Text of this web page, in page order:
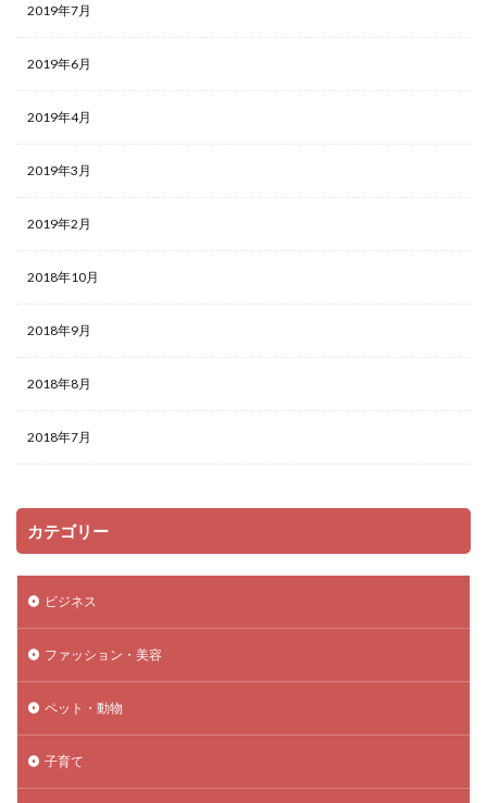
2019年7月
2019年6月
2019年4月
2019年3月
2019年2月
2018年10月
2018年9月
2018年8月
2018年7月
カテゴリー
ビジネス
ファッション・美容
ペット・動物
子育て